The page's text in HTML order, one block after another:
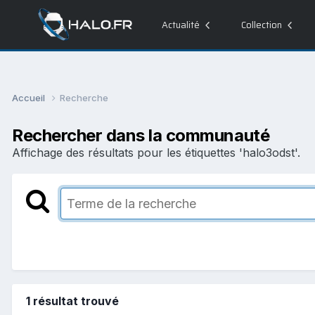
Actualité Collection
Accueil Recherche
Rechercher dans la communauté
Affichage des résultats pour les étiquettes 'halo3odst'.
1 résultat trouvé